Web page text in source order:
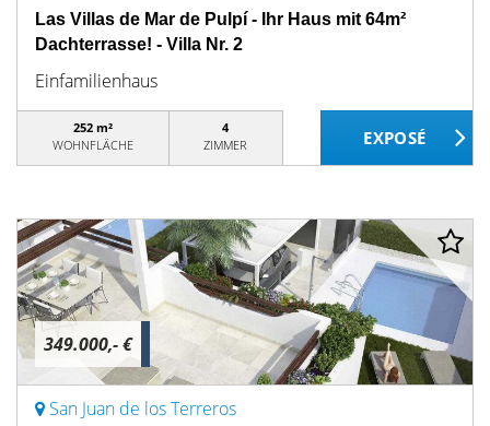
Las Villas de Mar de Pulpí - Ihr Haus mit 64m²
Dachterrasse! - Villa Nr. 2
Einfamilienhaus
252 m²
WOHNFLÄCHE
4
ZIMMER
349.000,- €
San Juan de los Terreros